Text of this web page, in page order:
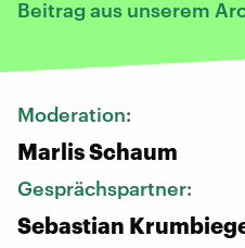
Beitrag aus unserem
Moderation:
Marlis Schaum
Gesprächspartner:
Sebastian